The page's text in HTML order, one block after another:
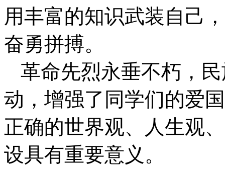
用丰富的知识武装自己
奋勇拼搏。
革命先烈永垂不朽，
动，增强了同学们的爱
正确的世界观、人生观
设具有重要意义。